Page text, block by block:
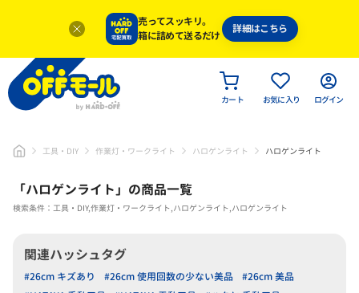
売ってスッキリ。
箱に詰めて送るだけ
詳細はこちら
カート お気に入り ログイン
工具・DIY 作業灯・ワークライト ハロゲンライト ハロゲンライト
「ハロゲンライト」 の商品一覧
検索条件：工具・DIY,作業灯・ワークライト,ハロゲンライト,ハロゲンライト
関連ハッシュタグ
#26cm キズあり #26cm 使用回数の少ない美品
#26cm 美品